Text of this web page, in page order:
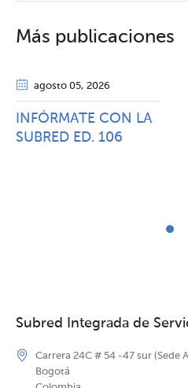
Más publicaciones
agosto 05, 2026
INFÓRMATE CON LA
SUBRED ED. 106
Subred Integrada de
Carrera 24C # 54 -47 sur (Sede
Bogotá